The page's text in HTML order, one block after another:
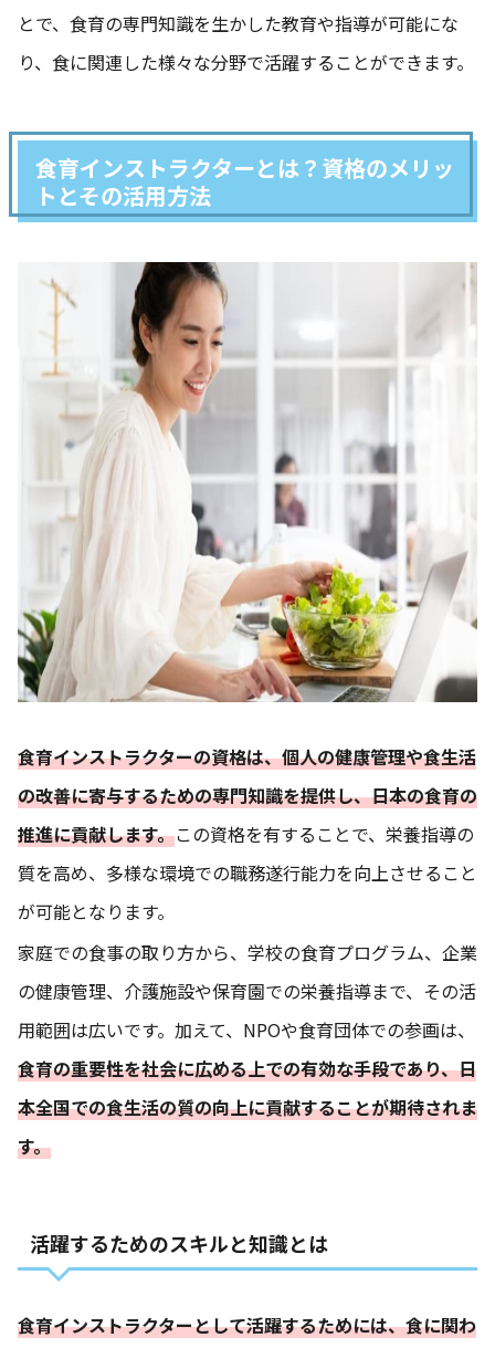
とで、食育の専門知識を生かした教育や指導が可能にな
り、食に関連した様々な分野で活躍することができます。
食育インストラクターとは？資格のメリッ
トとその活用方法
食育インストラクターの資格は、個人の健康管理や食生活
の改善に寄与するための専門知識を提供し、日本の食育の
推進に貢献します。この資格を有することで、栄養指導の
質を高め、多様な環境での職務遂行能力を向上させること
が可能となります。
家庭での食事の取り方から、学校の食育プログラム、企業
の健康管理、介護施設や保育園での栄養指導まで、その活
用範囲は広いです。加えて、NPOや食育団体での参画は、
食育の重要性を社会に広める上での有効な手段であり、日
本全国での食生活の質の向上に貢献することが期待されま
す。
活躍するためのスキルと知識とは
食育インストラクターとして活躍するためには、食に関わ